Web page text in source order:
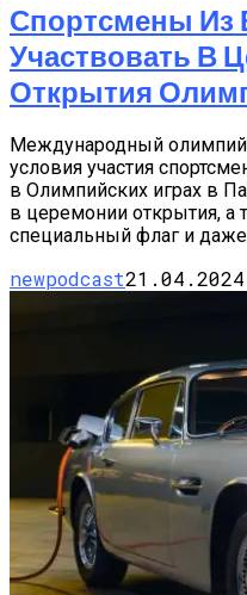
Спортсмены Из
Участвовать В
Открытия
Международный
условия участия
в Олимпийских играх в
в церемонии открытия, а
специальный флаг и даже
newpodcast21.04.2024